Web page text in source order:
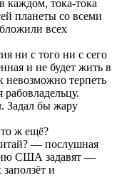
каждом, тока-тока
планеты со всеми
всех
ни с того ни с сего
и не будет жить в
терпеть
Задал бы жару
ж ещё?
— послушная
США задавят —
и